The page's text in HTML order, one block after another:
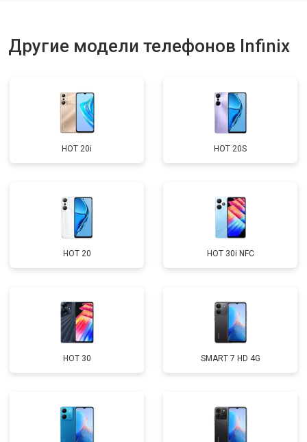
Другие модели телефонов Infinix
HOT 20i HOT 20S
HOT 20 HOT 30i NFC
HOT 30 SMART 7 HD 4G